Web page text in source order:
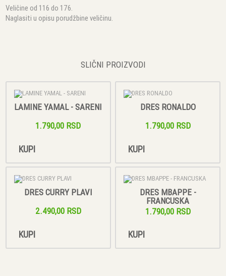
Veličine od 116 do 176.
Naglasiti u opisu porudžbine veličinu.
SLIČNI PROIZVODI
LAMINE YAMAL - SARENI
1.790,00 RSD
KUPI
DRES RONALDO
1.790,00 RSD
KUPI
DRES CURRY PLAVI
2.490,00 RSD
KUPI
DRES MBAPPE -
FRANCUSKA
1.790,00 RSD
KUPI